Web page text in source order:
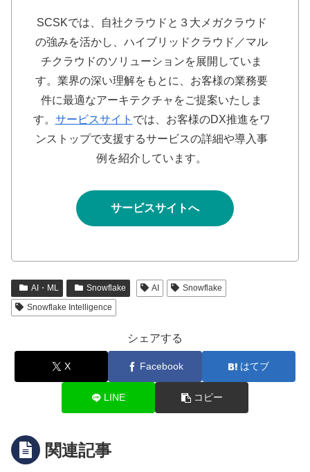
SCSKでは、自社クラウドと３大メガクラウド
の強みを活かし、ハイブリッドクラウド／マル
チクラウドのソリューションを展開していま
す。業界の深い理解をもとに、お客様の業務要
件に最適なアーキテクチャをご提案いたしま
す。 サービスサイト では、お客様のDX推進をワ
ンストップで支援するサービスの詳細や導入事
例を紹介しています。
サービスサイトへ
AI・ML Snowflake AI
Snowflake
Snowflake Intelligence
シェアする
X Facebook はてブ
LINE コピー
関連記事